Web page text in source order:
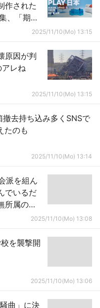
作された
、「期待
2025/11/10(Mo) 13:15
原因が判
レね
2025/11/10(Mo) 13:15
去持ち込み多くSNSで
えたのも
2025/11/10(Mo) 13:14
派を組ん
でいるだ
所属の
2025/11/10(Mo) 13:08
を襲撃開
2025/11/10(Mo) 13:06
曲」に決